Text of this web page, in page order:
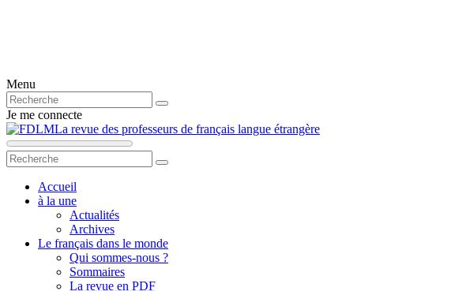
Menu
Je me connecte
La revue des professeurs de français langue étrangère
Accueil
à la une
Actualités
Archives
Le français dans le monde
Qui sommes-nous ?
Sommaires
La revue en PDF